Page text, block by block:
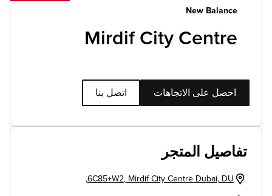
New Balance
Mirdif City Centre
احصل على الاتجاهات اتصل بنا
تفاصيل المتجر
6C85+W2,Mirdif City CentreDubai, DU
,